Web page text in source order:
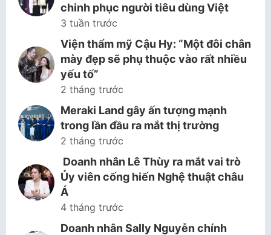
chinh phục người tiêu dùng Việt
3 tuần trước
Viện thẩm mỹ Cậu Hy: “Một đôi chân
mày đẹp sẽ phụ thuộc vào rất nhiều
yếu tố”
2 tháng trước
Meraki Land gây ấn tượng mạnh
trong lần đầu ra mắt thị trường
2 tháng trước
Doanh nhân Lê Thùy ra mắt vai trò
Ủy viên cống hiến Nghệ thuật châu
Á
4 tháng trước
Doanh nhân Sally Nguyễn chính